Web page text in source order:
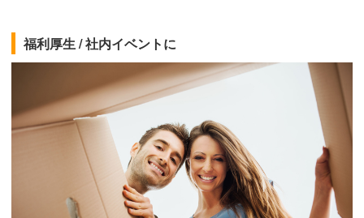
福利厚生 / 社内イベントに